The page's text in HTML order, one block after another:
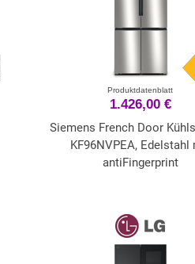
Produktdatenblatt
1.426,00 €
Siemens French Door
KF96NVPEA, Edelstahl
antiFingerprint